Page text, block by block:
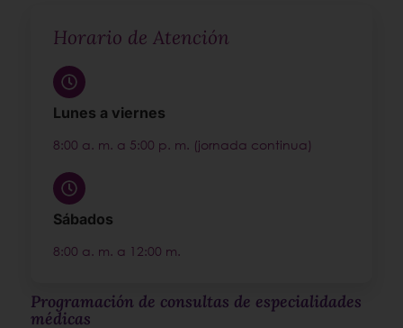
Horario de Atención
Lunes a viernes
8:00 a. m. a 5:00 p. m. (jornada continua)
Sábados
8:00 a. m. a 12:00 m.
Programación de consultas de especialidades
médicas